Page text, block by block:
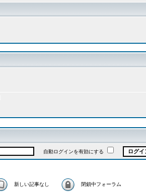
自動ログインを有効にする
新しい記事なし 閉鎖中フォーラム